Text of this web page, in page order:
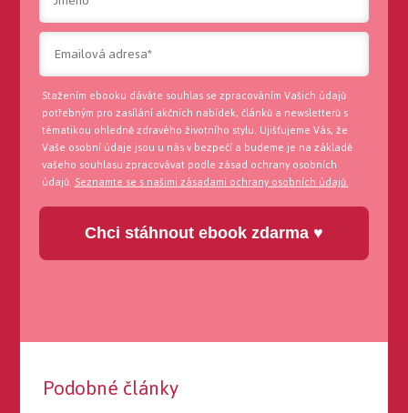
Stažením ebooku dáváte souhlas se zpracováním Vašich údajů
potřebným pro zasílání akčních nabídek, článků a newsletterů s
tématikou ohledně zdravého životního stylu. Ujišťujeme Vás, že
Vaše osobní údaje jsou u nás v bezpečí a budeme je na základě
vašeho souhlasu zpracovávat podle zásad ochrany osobních
údajů.Seznamte se s našimi zásadami ochrany osobních údajů.
Chci stáhnout ebook zdarma ♥
Podobné články